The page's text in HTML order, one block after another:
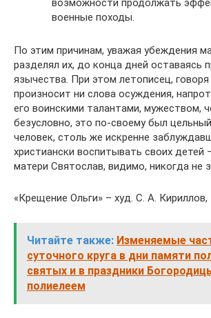
возможности продолжать
военные походы.
По этим причинам, уважая убеждения
разделял их, до конца дней оставаясь
язычества. При этом летописец,
произносит ни слова осуждения,
его воинскими талантами, мужеством,
безусловно, это по-своему был
человек, столь же искренне
христиански воспитывать своих детей
матери Святослав, видимо, никогда не
«Крещение Ольги» – худ. С. А. Кириллов,
Читайте также: Изменяемые
суточного круга в дни памяти
святых и в праздники
полиелеем